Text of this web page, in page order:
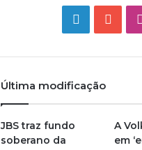
Linkedin
Última modificação
JBS traz fundo
soberano da
A
em